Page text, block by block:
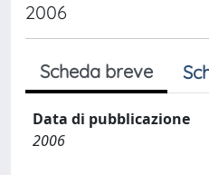
2006
Scheda breve
Data di pubblicazione
2006